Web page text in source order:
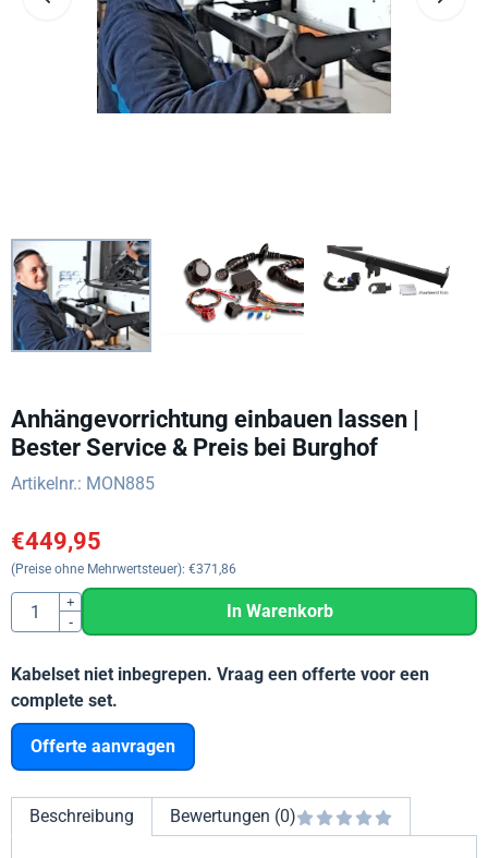
Anhängevorrichtung einbauen lassen |
Bester Service & Preis bei Burghof
Artikelnr.: MON885
€449,95
(Preise ohne Mehrwertsteuer): €371,86
Anzahl
+
-
In Warenkorb
Kabelset niet inbegrepen. Vraag een offerte voor een
complete set.
Offerte aanvragen
Beschreibung Bewertungen (0)